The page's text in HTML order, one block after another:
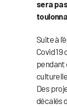
sera
Suite à
Covid 19
pendant
Des
décalés